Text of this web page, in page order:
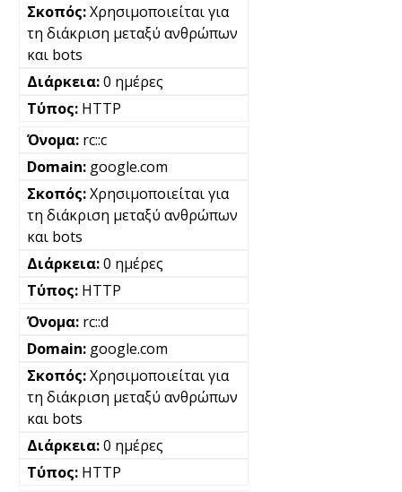
Χρησιμοποιείται για
τη διάκριση μεταξύ ανθρώπων
και bots
0 ημέρες
HTTP
rc::c
google.com
Χρησιμοποιείται για
τη διάκριση μεταξύ ανθρώπων
και bots
0 ημέρες
HTTP
rc::d
google.com
Χρησιμοποιείται για
τη διάκριση μεταξύ ανθρώπων
και bots
0 ημέρες
HTTP